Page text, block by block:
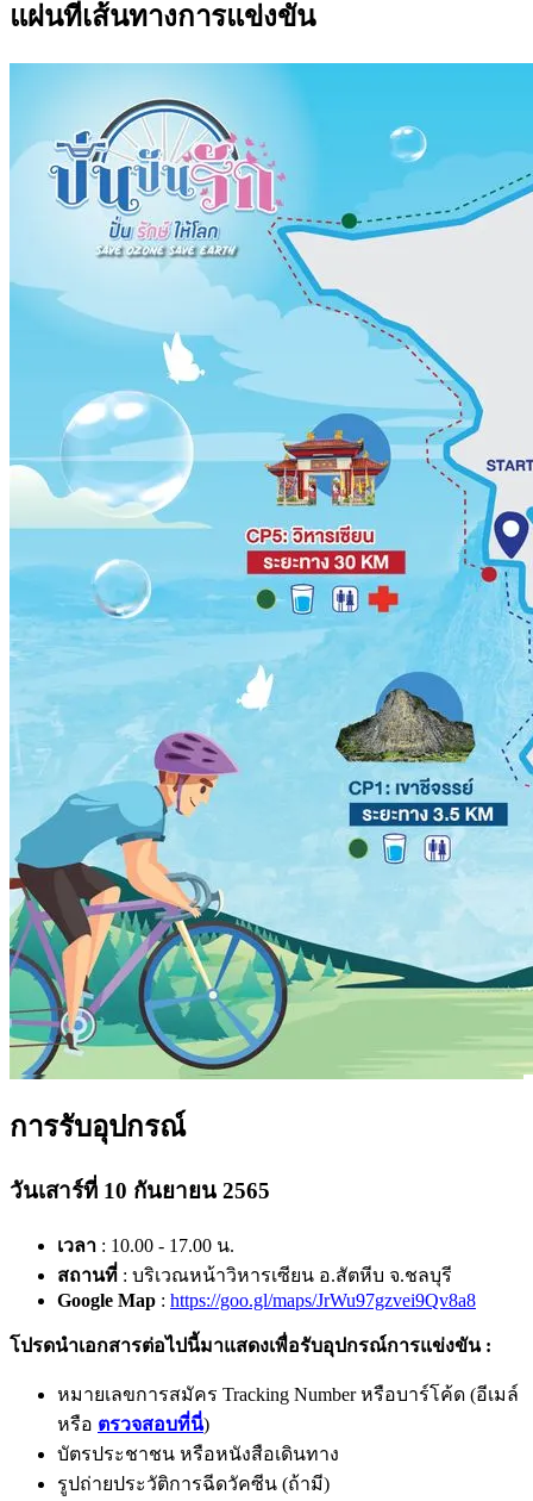
แผ่นที่เส้นทางการแข่งขัน
การรับอุปกรณ์
วันเสาร์ที่ 10 กันยายน 2565
เวลา : 10.00 - 17.00 น.
สถานที่ : บริเวณหน้าวิหารเซียน อ.สัตหีบ จ.ชลบุรี
Google Map : https://goo.gl/maps/JrWu97gzvei9Qv8a8
โปรดนำเอกสารต่อไปนี้มาแสดงเพื่อรับอุปกรณ์การแข่งขัน :
หมายเลขการสมัคร Tracking Number หรือบาร์โค้ด (อีเมล์
หรือ ตรวจสอบที่นี่)
บัตรประชาชน หรือหนังสือเดินทาง
รูปถ่ายประวัติการฉีดวัคซีน (ถ้ามี)